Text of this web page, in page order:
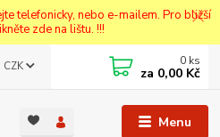
telefonicky, nebo e-mailem. Pro bližší
zde na lištu. !!!
Menu
CZK 0 ks
za 0,00 Kč